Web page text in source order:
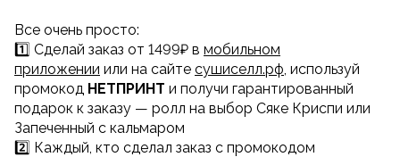
Все очень просто:
1️⃣ Сделай заказ от 1499₽ в мобильном
приложении или на сайте сушиселл.рф , используй
промокод НЕТПРИНТ и получи гарантированный
подарок к заказу — ролл на выбор Сяке Криспи или
Запеченный с кальмаром
2️⃣ Каждый, кто сделал заказ с промокодом